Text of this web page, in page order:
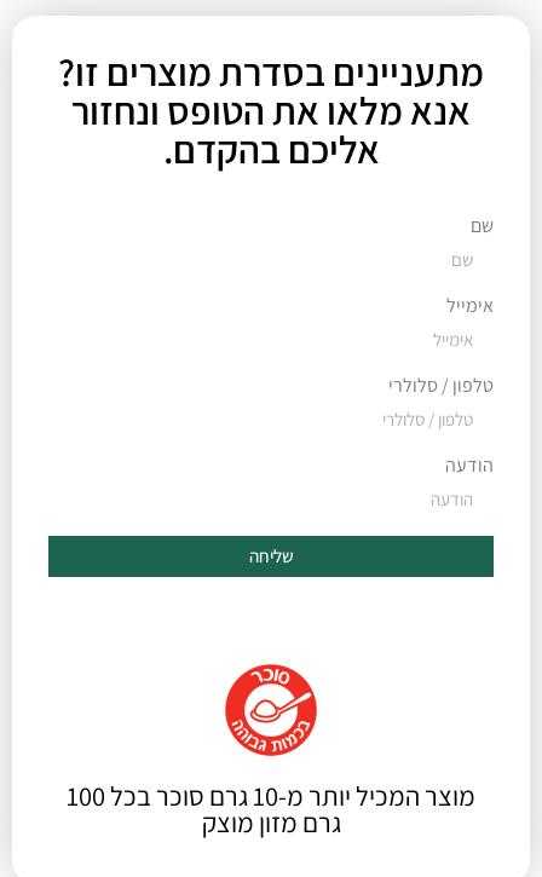
מתעניינים בסדרת מוצרים זו?
אנא מלאו את הטופס ונחזור
אליכם בהקדם.
שם
אימייל
טלפון / סלולרי
הודעה
שליחה
מוצר המכיל יותר מ-10 גרם סוכר בכל 100
גרם מזון מוצק